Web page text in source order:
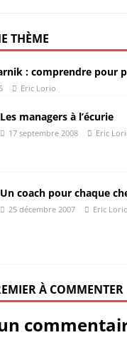
THÈME
: comprendre pour
Eric Lorio
Les managers à l’écurie
17 septembre 2008 Eric
Un coach pour chaque
25 décembre 2007 Eric Lorio
À COMMENTER